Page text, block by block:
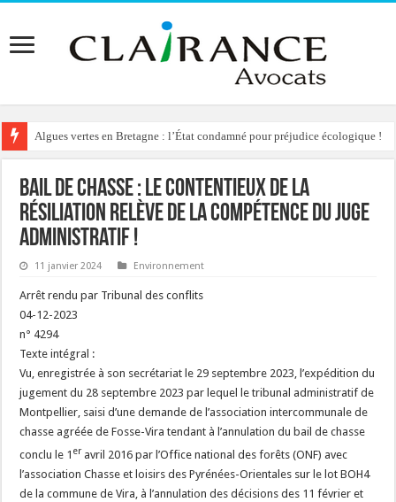
Algues vertes en Bretagne : l’État condamné pour préjudice écologique !
Bail de chasse : le contentieux de la
résiliation relève de la compétence du juge
administratif !
11 janvier 2024 Environnement
Arrêt rendu par Tribunal des conflits
04-12-2023
n° 4294
Texte intégral :
Vu, enregistrée à son secrétariat le 29 septembre 2023, l’expédition du
jugement du 28 septembre 2023 par lequel le tribunal administratif de
Montpellier, saisi d’une demande de l’association intercommunale de
chasse agréée de Fosse-Vira tendant à l’annulation du bail de chasse
conclu le 1 er avril 2016 par l’Office national des forêts (ONF) avec
l’association Chasse et loisirs des Pyrénées-Orientales sur le lot BOH4
de la commune de Vira, à l’annulation des décisions des 11 février et